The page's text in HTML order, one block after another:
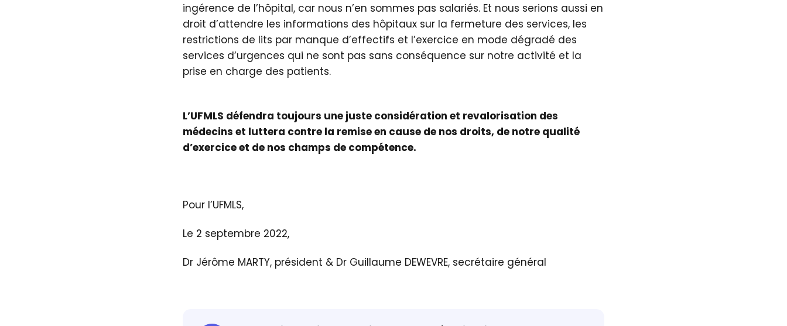
ingérence de l’hôpital, car nous n’en sommes pas salariés. Et nous serions aussi en
droit d’attendre les informations des hôpitaux sur la fermeture des services, les
restrictions de lits par manque d’effectifs et l’exercice en mode dégradé des
services d’urgences qui ne sont pas sans conséquence sur notre activité et la
prise en charge des patients.
L’UFMLS défendra toujours une juste considération et revalorisation des
médecins et luttera contre la remise en cause de nos droits, de notre qualité
d’exercice et de nos champs de compétence.
Pour l’UFMLS,
Le 2 septembre 2022,
Dr Jérôme MARTY, président & Dr Guillaume DEWEVRE, secrétaire général